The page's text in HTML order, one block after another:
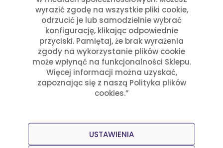
wyrazić zgodę na wszystkie pliki cookie,
odrzucić je lub samodzielnie wybrać
konfigurację, klikając odpowiednie
przyciski. Pamiętaj, że brak wyrażenia
zgody na wykorzystanie plików cookie
może wpłynąć na funkcjonalności Sklepu.
Więcej informacji można uzyskać,
zapoznając się z naszą Polityka plików
cookies.”
USTAWIENIA